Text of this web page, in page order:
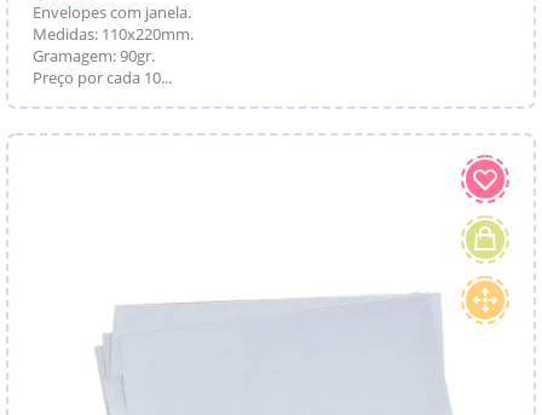
Envelopes com janela.
Medidas: 110x220mm.
Gramagem: 90gr.
Preço por cada 10...